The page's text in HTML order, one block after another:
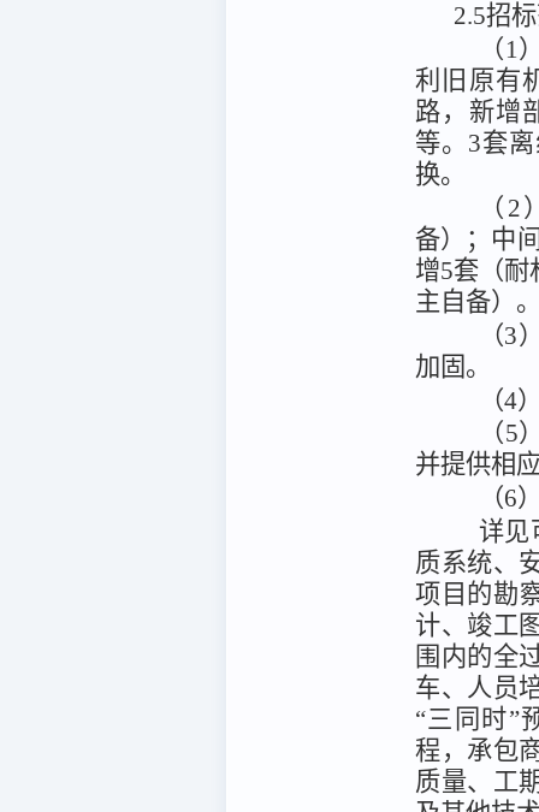
2.5招
（1
利旧原有
路，新增
等。3套
换。
（
备）；中
增5套（耐
主自备）
（3
加固。
（4
（5
并提供相
（6
详见
质系统、
项目的勘
计、竣工
围内的全
车、人员
“三同时”
程，承包
质量、工